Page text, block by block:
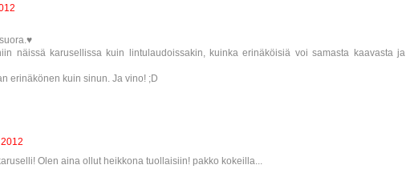
näissä karusellissa kuin lintulaudoissakin, kuinka erinäköisiä voi samasta kaavasta ja
erinäkönen kuin sinun. Ja vino! ;D
Olen aina ollut heikkona tuollaisiin! pakko kokeilla...